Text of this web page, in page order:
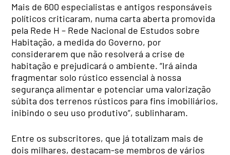
Mais de 600 especialistas e antigos responsáveis
políticos criticaram, numa carta aberta promovida
pela Rede H – Rede Nacional de Estudos sobre
Habitação, a medida do Governo, por
considerarem que não resolverá a crise de
habitação e prejudicará o ambiente. “Irá ainda
fragmentar solo rústico essencial à nossa
segurança alimentar e potenciar uma valorização
súbita dos terrenos rústicos para fins imobiliários,
inibindo o seu uso produtivo”, sublinharam.
Entre os subscritores, que já totalizam mais de
dois milhares, destacam-se membros de vários